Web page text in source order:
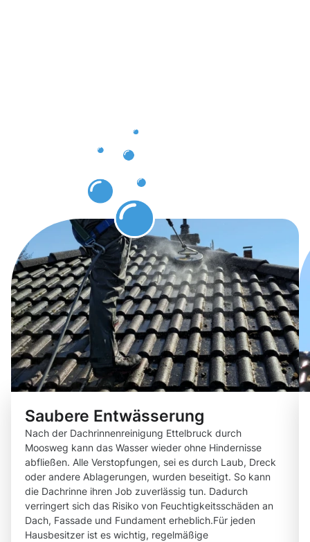
Saubere Entwässerung
Nach der Dachrinnenreinigung Ettelbruck durch
Moosweg kann das Wasser wieder ohne Hindernisse
abfließen. Alle Verstopfungen, sei es durch Laub, Dreck
oder andere Ablagerungen, wurden beseitigt. So kann
die Dachrinne ihren Job zuverlässig tun. Dadurch
verringert sich das Risiko von Feuchtigkeitsschäden an
Dach, Fassade und Fundament erheblich.Für jeden
Hausbesitzer ist es wichtig, regelmäßige